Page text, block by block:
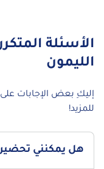
الأسئلة
الليمون
إليكِ بعض الإجابات على
للمزيد!
هل يمكنني